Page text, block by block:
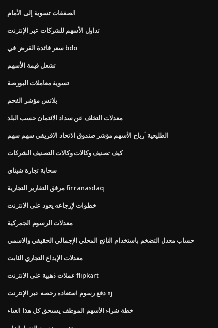
الصفقات تسوية إلى الأمام
تداول الأسهم للشركات عبر الإنترنت
سعر فائدة القرض في bdo
تشعل قيمة الأسهم
تسوية معاملات البورصة
بلاتس مؤشر الفحم
معدلات التخلف عن سداد الائتمان حسب البلد
الطليعية أرباح الأسهم مؤشر صندوق الاتحاد الافريقي سهم سهم
كيف تصنيف وكالات وكالات التصنيف الشركات
سحابة تجارة شيناي
مرفق التقارير التجارية finranasdaq
خطوات لإرجاعه يعود على الانترنت
معدلات الرسوم الجمركية
حساب معدل التضخم باستخدام الناتج المحلي الإجمالي الحقيقي والاسمي
معدلات الإيداع التجاري الثابت
عملات ذهبية على الانترنت flipkart
دفع رسوم استعادة رخصة عبر الإنترنت nj
خطة شراء الأسهم الموظف يستحق كل هذا العناء